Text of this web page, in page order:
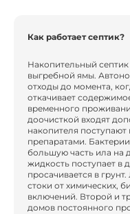
Как работает септик?
Накопительный
выгребной ямы.
отходы до момента,
откачивает
временного
доочисткой входят
накопителя
препаратами.
большую часть ила на
жидкость поступает в
просачивается в
стоки от химических,
включений. Второй и
домов постоянного